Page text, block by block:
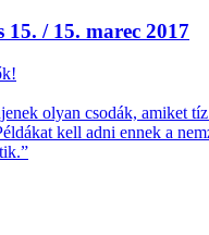
15. / 15. marec 2017
olyan csodák, amiket
kell adni ennek a